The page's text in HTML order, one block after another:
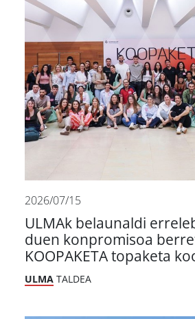
2026/07/15
ULMAk belaunaldi
duen konpromisoa
KOOPAKETA topaketa
ULMA TALDEA